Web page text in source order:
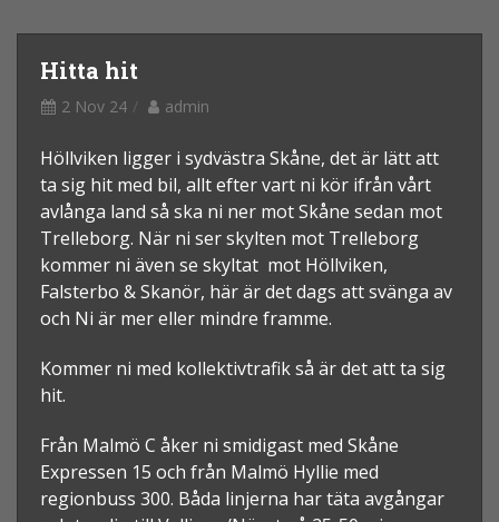
Hitta hit
2 Nov 24 admin
Höllviken ligger i sydvästra Skåne, det är lätt att
ta sig hit med bil, allt efter vart ni kör ifrån vårt
avlånga land så ska ni ner mot Skåne sedan mot
Trelleborg. När ni ser skylten mot Trelleborg
kommer ni även se skyltat mot Höllviken,
Falsterbo & Skanör, här är det dags att svänga av
och Ni är mer eller mindre framme.
Kommer ni med kollektivtrafik så är det att ta sig
hit.
Från Malmö C åker ni smidigast med Skåne
Expressen 15 och från Malmö Hyllie med
regionbuss 300. Båda linjerna har täta avgångar